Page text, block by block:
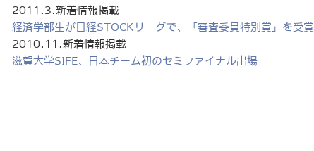
2011.3.新着情報掲載
経済学部生が日経STOCKリーグで、「審査委員特別賞」を受賞
2010.11.新着情報掲載
滋賀大学SIFE、日本チーム初のセミファイナル出場